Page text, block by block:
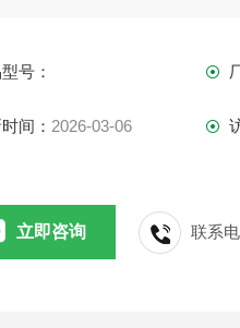
号：
间： 2026-03-06
立即咨询 联系电